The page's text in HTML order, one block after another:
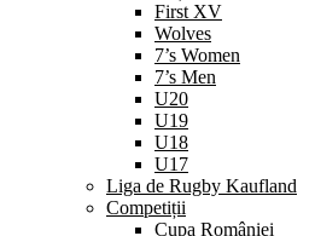
First XV
Wolves
7’s Women
7’s Men
U20
U19
U18
U17
Liga de Rugby Kaufland
Competiții
Cupa României